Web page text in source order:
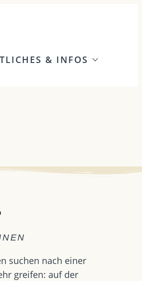
& INFOS
suchen nach einer
greifen: auf der